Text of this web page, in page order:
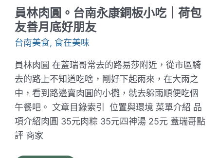
藝
｜
當
你
想
家
時
就
來
吃
一
碗
員林肉圓。台南永康銅板小吃｜荷包
友善月底好朋友
台南美食, 食在美味
員林肉圓 在蓋瑞哥常去的路易莎附近，從市區騎
去的路上不知道吃啥，剛好下起雨來，在大雨之
中，看到路邊賣肉圓的小攤，就去躲雨順便吃個
午餐吧。 文章目錄索引 位置與環境 菜單介紹 品
項介紹肉圓 35元肉粽 35元四神湯 25元 蓋瑞哥點
評 商家